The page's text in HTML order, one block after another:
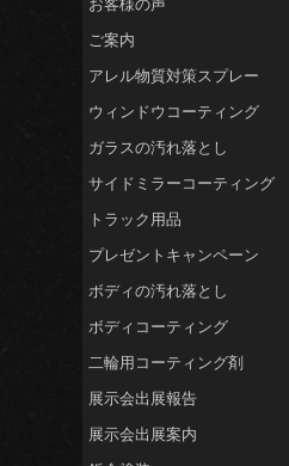
ご案内
アレル物質対策スプレー
ウィンドウコーティング
ガラスの汚れ落とし
サイドミラーコーティング
トラック用品
プレゼントキャンペーン
ボディの汚れ落とし
ボディコーティング
二輪用コーティング剤
展示会出展報告
展示会出展案内